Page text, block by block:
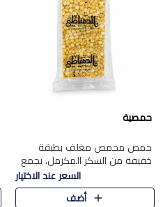
حمصية
حمص محمص مغلف بطبقة
خفيفة من السكر المكرمل، يجمع
بين القرمشة المميزة والطعم
الشرقي الأصيل في واحدة من أشهر
حلويات الموسم.
السعر عند الاختيار
أضف